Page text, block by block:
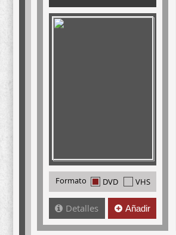
Formato DVD VHS
Detalles Añadir